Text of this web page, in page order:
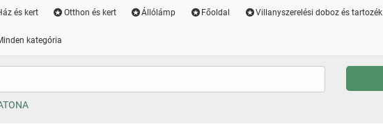
és kert Otthon és kert Állólámp Főoldal Villanyszerelési doboz és tartozék
kategória